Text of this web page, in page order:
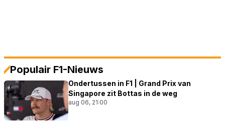
Populair F1-Nieuws
Ondertussen in F1 | Grand Prix van
Singapore zit Bottas in de weg
aug 06, 21:00